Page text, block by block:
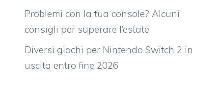
Problemi con la tua console? Alcuni
consigli per superare l’estate
Diversi giochi per Nintendo Switch 2 in
uscita entro fine 2026